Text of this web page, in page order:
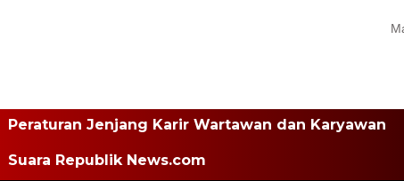
Peraturan Jenjang Karir Wartawan dan Karyawan
Suara Republik News.com